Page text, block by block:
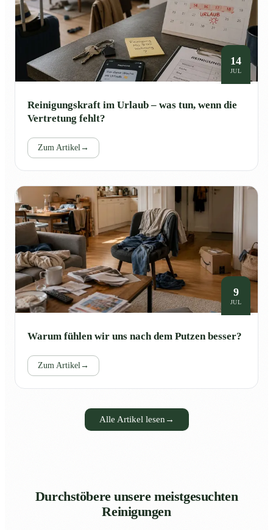
14
JUL
Reinigungskraft im Urlaub – was tun, wenn die
Vertretung fehlt?
Zum Artikel→
9
JUL
Warum fühlen wir uns nach dem Putzen besser?
Zum Artikel→
Alle Artikel lesen →
Durchstöbere unsere meistgesuchten
Reinigungen